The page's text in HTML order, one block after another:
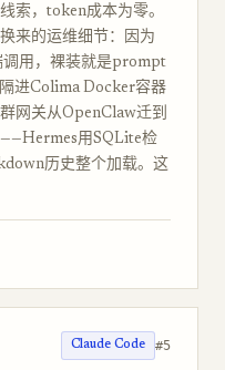
索，token成本为零。
来的运维细节：因为
调用，裸装就是prompt
进Colima Docker容器
网关从OpenClaw迁到
用SQLite检
历史整个加载。这
Claude Code #5